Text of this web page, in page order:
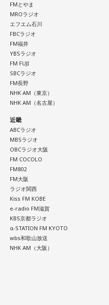
FMとやま
MROラジオ
エフエム石川
FBCラジオ
FM福井
YBSラジオ
FM FUJI
SBCラジオ
FM長野
NHK AM（東京）
NHK AM（名古屋）
近畿
ABCラジオ
MBSラジオ
OBCラジオ大阪
FM COCOLO
FM802
FM大阪
ラジオ関西
Kiss FM KOBE
e-radio FM滋賀
KBS京都ラジオ
α-STATION FM KYOTO
wbs和歌山放送
NHK AM（大阪）